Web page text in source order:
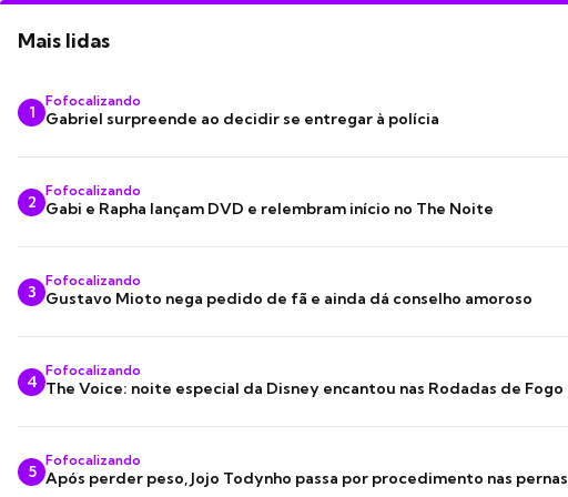
Mais lidas
1
Fofocalizando
Gabriel surpreende ao decidir se entregar à polícia
2
Fofocalizando
Gabi e Rapha lançam DVD e relembram início no The Noite
3
Fofocalizando
Gustavo Mioto nega pedido de fã e ainda dá conselho amoroso
4
Fofocalizando
The Voice: noite especial da Disney encantou nas Rodadas de Fogo
5
Fofocalizando
Após perder peso, Jojo Todynho passa por procedimento nas pernas